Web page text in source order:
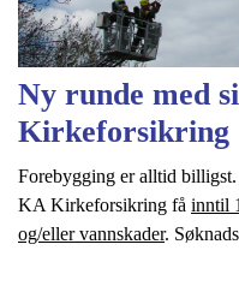
Ny runde med
Kirkeforsikring
Forebygging er alltid
KA Kirkeforsikring få inntil
og/eller vannskader.